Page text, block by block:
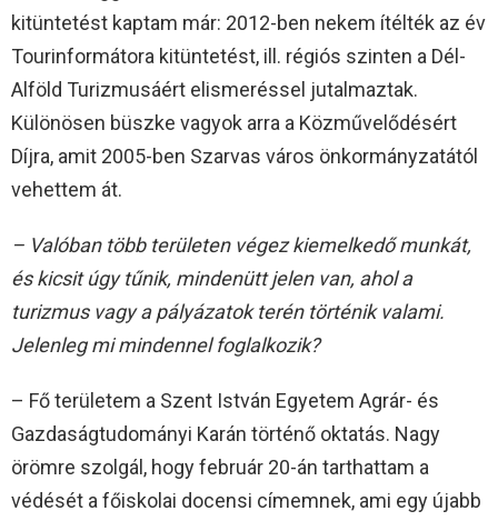
kitüntetést kaptam már: 2012-ben nekem ítélték az év
Tourinformátora kitüntetést, ill. régiós szinten a Dél-
Alföld Turizmusáért elismeréssel jutalmaztak.
Különösen büszke vagyok arra a Közművelődésért
Díjra, amit 2005-ben Szarvas város önkormányzatától
vehettem át.
– Valóban több területen végez kiemelkedő munkát,
és kicsit úgy tűnik, mindenütt jelen van, ahol a
turizmus vagy a pályázatok terén történik valami.
Jelenleg mi mindennel foglalkozik?
– Fő területem a Szent István Egyetem Agrár- és
Gazdaságtudományi Karán történő oktatás. Nagy
örömre szolgál, hogy február 20-án tarthattam a
védését a főiskolai docensi címemnek, ami egy újabb